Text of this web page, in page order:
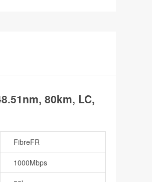
80km, LC,
FibreFR
1000Mbps